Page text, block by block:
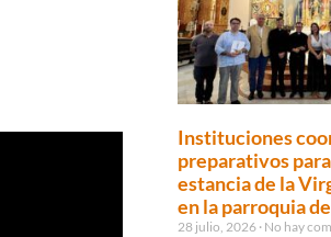
Instituciones
preparativos
estancia de la
en la parroquia
28 julio, 2026 No hay